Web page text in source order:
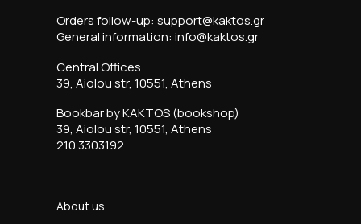
Orders follow-up: support@kaktos.gr
General information: info@kaktos.gr
Central Offices
39, Aiolou str, 10551, Athens
Bookbar by KAKTOS (bookshop)
39, Aiolou str, 10551, Athens
210 3303192
About us